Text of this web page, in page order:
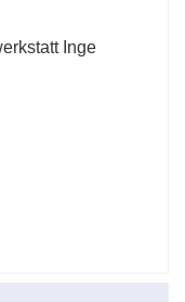
Inge